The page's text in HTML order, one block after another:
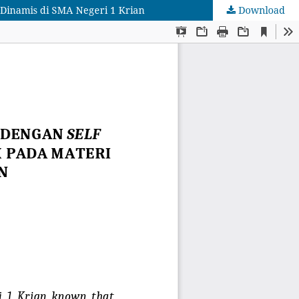
di SMA Negeri 1 Krian Download